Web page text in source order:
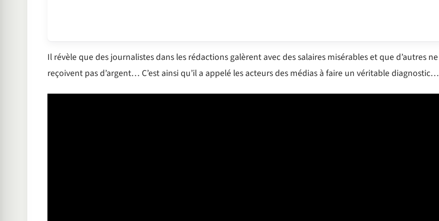
Il révèle que des journalistes dans les rédactions galèrent avec des salaires misérables et que d’autres ne
reçoivent pas d’argent… C’est ainsi qu’il a appelé les acteurs des médias à faire un véritable diagnostic…